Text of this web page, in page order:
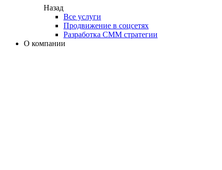
Назад
Все услуги
Продвижение в соцсетях
Разработка СММ стратегии
О компании